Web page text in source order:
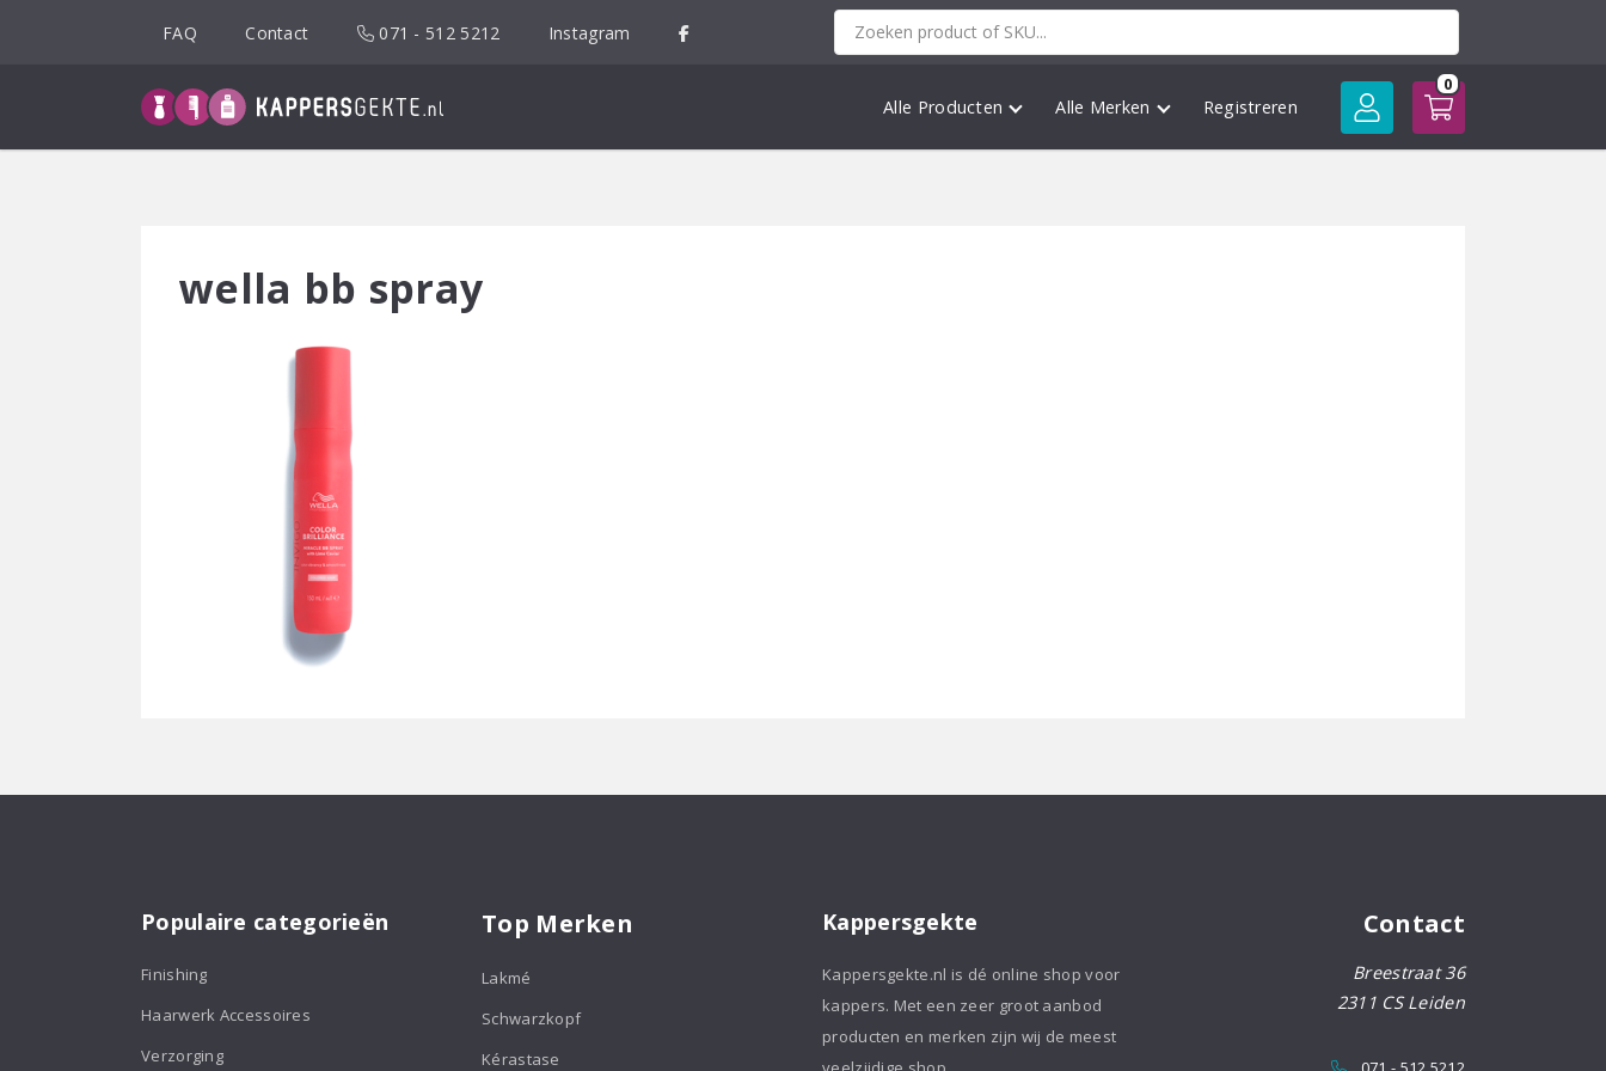
FAQ Contact 071 - 512 5212 Instagram
Alle Producten Alle Merken Registreren
0
wella bb spray
Populaire categorieën
Finishing
Haarwerk Accessoires
Verzorging
Top Merken
Lakmé
Schwarzkopf
Kérastase
Kappersgekte
Kappersgekte.nl is dé online shop voor
kappers. Met een zeer groot aanbod
producten en merken zijn wij de meest
Contact
Breestraat 36
2311 CS Leiden